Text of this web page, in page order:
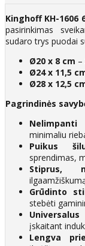
Kinghoff KH-
pasirinkimas
sudaro trys puodai
Ø20 x 8 cm –
Ø24 x 11,5
Ø28 x 12,5
Pagrindinės
Nelimpanti
minimaliu
Puikus
sprendimas,
Stiprus,
Grūdinto
stebėti
įskaitant
Lengva